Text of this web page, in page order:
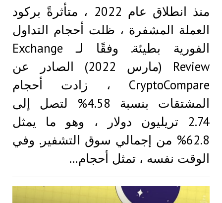
منذ انطلاق عام 2022 ، متأثرةً بركود
العملة المشفرة ، ظلت أحجام التداول
الفورية بطيئة. وفقًا لـ Exchange
Review (مارس 2022) الصادر عن
CryptoCompare ، زادت أحجام
المشتقات بنسبة 4.58% لتصل إلى
2.74 تريليون دولار ، وهو ما يمثل
62.8% من إجمالي سوق التشفير. وفي
الوقت نفسه ، تمثل أحجام…